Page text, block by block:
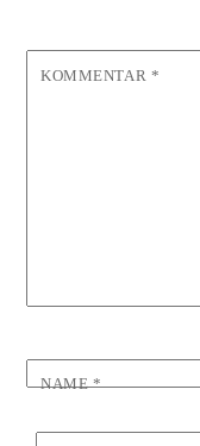
KOMMENTAR *
NAME*